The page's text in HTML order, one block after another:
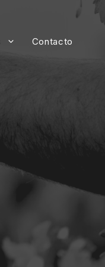
Contacto